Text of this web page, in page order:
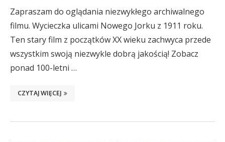
Zapraszam do oglądania niezwykłego archiwalnego
filmu. Wycieczka ulicami Nowego Jorku z 1911 roku.
Ten stary film z początków XX wieku zachwyca przede
wszystkim swoją niezwykle dobrą jakością! Zobacz
ponad 100-letni …
CZYTAJ WIĘCEJ